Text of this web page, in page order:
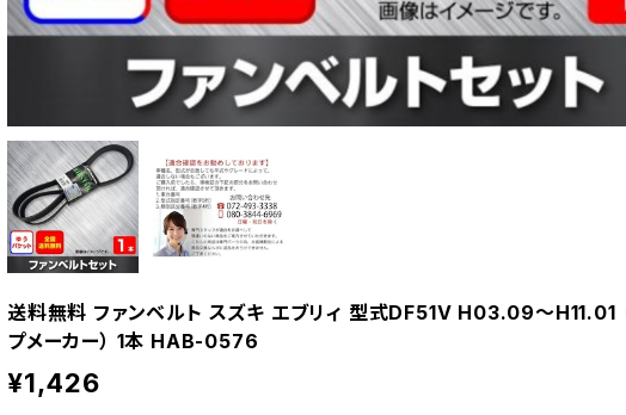
送料無料 ファンベルト スズキ エブリィ 型式DF51V H03.09～H11.01
プメーカー） 1本 HAB-0576
¥1,426